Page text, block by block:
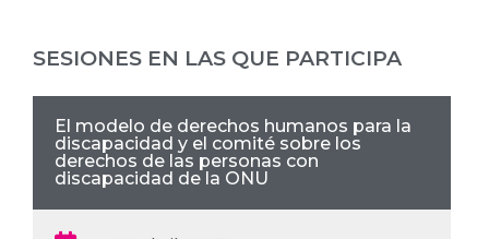
SESIONES EN LAS QUE PARTICIPA
El modelo de derechos humanos para la
discapacidad y el comité sobre los
derechos de las personas con
discapacidad de la ONU